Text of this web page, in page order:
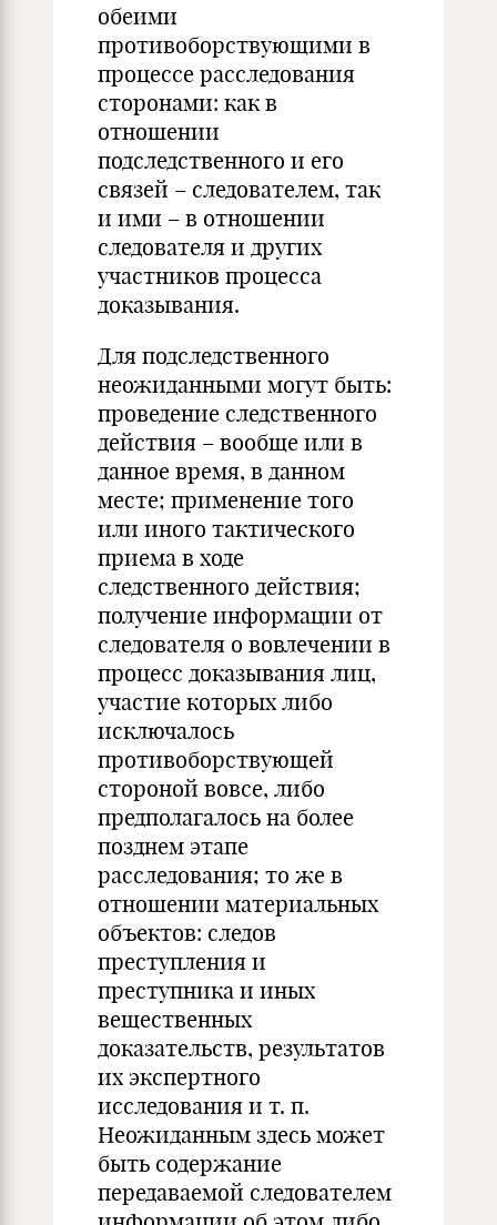
обеими
противоборствующими в
процессе расследования
сторонами: как в
отношении
подследственного и его
связей – следователем, так
и ими – в отношении
следователя и других
участников процесса
доказывания.
Для подследственного
неожиданными могут быть:
проведение следственного
действия – вообще или в
данное время, в данном
месте; применение того
или иного тактического
приема в ходе
следственного действия;
получение информации от
следователя о вовлечении в
процесс доказывания лиц,
участие которых либо
исключалось
противоборствующей
стороной вовсе, либо
предполагалось на более
позднем этапе
расследования; то же в
отношении материальных
объектов: следов
преступления и
преступника и иных
вещественных
доказательств, результатов
их экспертного
исследования и т. п.
Неожиданным здесь может
быть содержание
передаваемой следователем